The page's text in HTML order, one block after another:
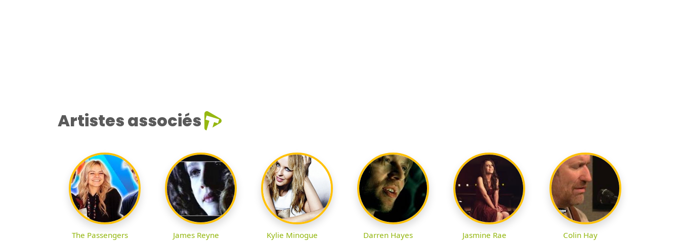
Artistes associés
The Passengers James Reyne Kylie Minogue Darren Hayes Jasmine Rae Colin Hay